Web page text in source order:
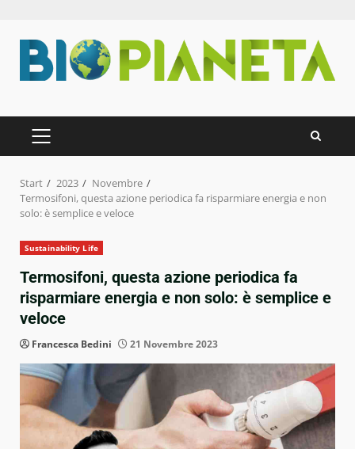
Inhalt
springen
PRIMÄRES
MENÜ
Start 2023
Novembre
Termosifoni, questa azione periodica fa risparmiare energia e non
solo: è semplice e veloce
Sustainability Life
Termosifoni, questa azione periodica fa
risparmiare energia e non solo: è semplice e
veloce
Francesca Bedini 21 Novembre 2023